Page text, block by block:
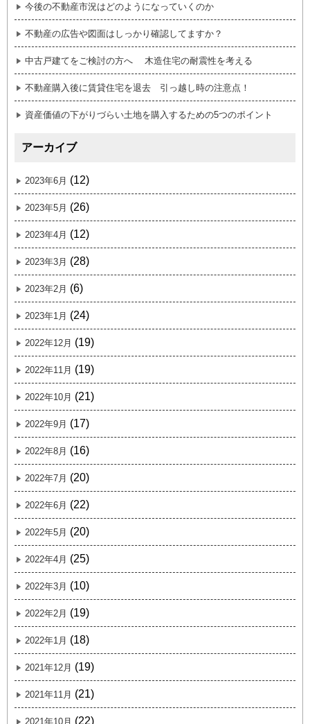
今後の不動産市況はどのようになっていくのか
不動産の広告や図面はしっかり確認してますか？
中古戸建てをご検討の方へ 木造住宅の耐震性を考える
不動産購入後に賃貸住宅を退去 引っ越し時の注意点！
資産価値の下がりづらい土地を購入するための5つのポイント
アーカイブ
2023年6月 (12)
2023年5月 (26)
2023年4月 (12)
2023年3月 (28)
2023年2月 (6)
2023年1月 (24)
2022年12月 (19)
2022年11月 (19)
2022年10月 (21)
2022年9月 (17)
2022年8月 (16)
2022年7月 (20)
2022年6月 (22)
2022年5月 (20)
2022年4月 (25)
2022年3月 (10)
2022年2月 (19)
2022年1月 (18)
2021年12月 (19)
2021年11月 (21)
2021年10月 (22)